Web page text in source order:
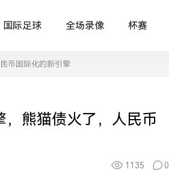
国际足球 全场录像 杯赛
币国际化的新引擎
熊猫债火了，人民币
1135 0